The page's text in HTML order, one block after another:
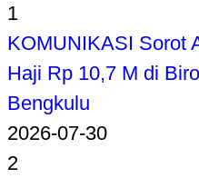
1
KOMUNIKASI Sorot
Haji Rp 10,7 M di
Bengkulu
2026-07-30
2